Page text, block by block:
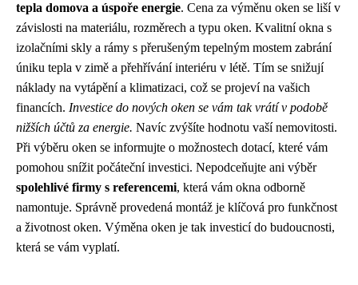
tepla domova a úspoře energie. Cena za výměnu oken se liší v
závislosti na materiálu, rozměrech a typu oken. Kvalitní okna s
izolačními skly a rámy s přerušeným tepelným mostem zabrání
úniku tepla v zimě a přehřívání interiéru v létě. Tím se snižují
náklady na vytápění a klimatizaci, což se projeví na vašich
financích. Investice do nových oken se vám tak vrátí v podobě
nižších účtů za energie. Navíc zvýšíte hodnotu vaší nemovitosti.
Při výběru oken se informujte o možnostech dotací, které vám
pomohou snížit počáteční investici. Nepodceňujte ani výběr
spolehlivé firmy s referencemi, která vám okna odborně
namontuje. Správně provedená montáž je klíčová pro funkčnost
a životnost oken. Výměna oken je tak investicí do budoucnosti,
která se vám vyplatí.